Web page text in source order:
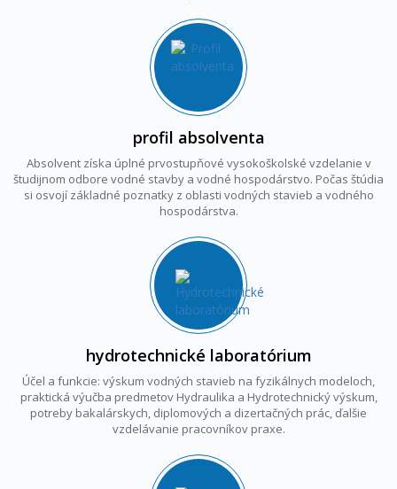
profil absolventa
Absolvent získa úplné prvostupňové vysokoškolské vzdelanie v
študijnom odbore vodné stavby a vodné hospodárstvo. Počas štúdia
si osvojí základné poznatky z oblasti vodných stavieb a vodného
hospodárstva.
hydrotechnické laboratórium
Účel a funkcie: výskum vodných stavieb na fyzikálnych modeloch,
praktická výučba predmetov Hydraulika a Hydrotechnický výskum,
potreby bakalárskych, diplomových a dizertačných prác, ďalšie
vzdelávanie pracovníkov praxe.